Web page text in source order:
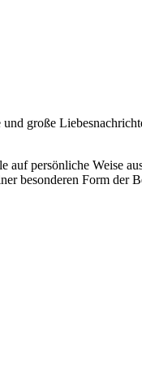
große
persönliche Weise
besonderen Form der